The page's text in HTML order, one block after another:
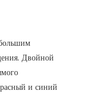
Двойной
и синий